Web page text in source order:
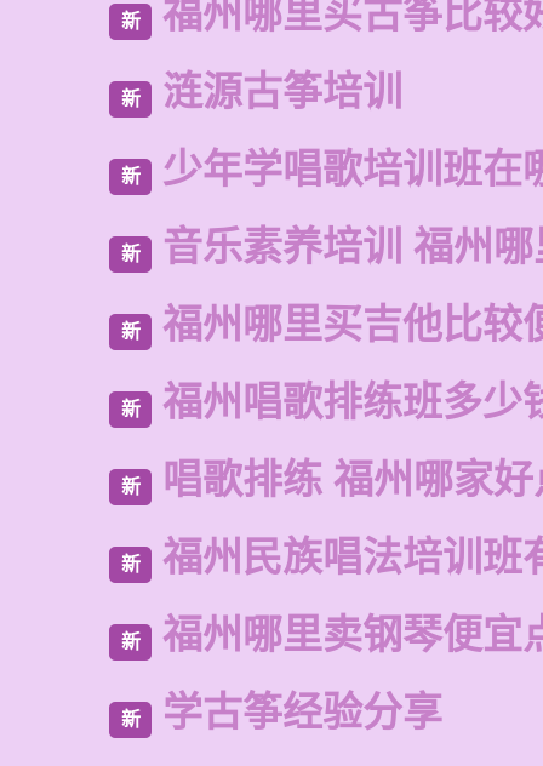
新 福州哪里买古筝比较
新 涟源古筝培训
新 少年学唱歌培训班在
新 音乐素养培训 福州
新 福州哪里买吉他比较
新 福州唱歌排练班多少
新 唱歌排练 福州哪家好
新 福州民族唱法培训班
新 福州哪里卖钢琴便宜
新 学古筝经验分享